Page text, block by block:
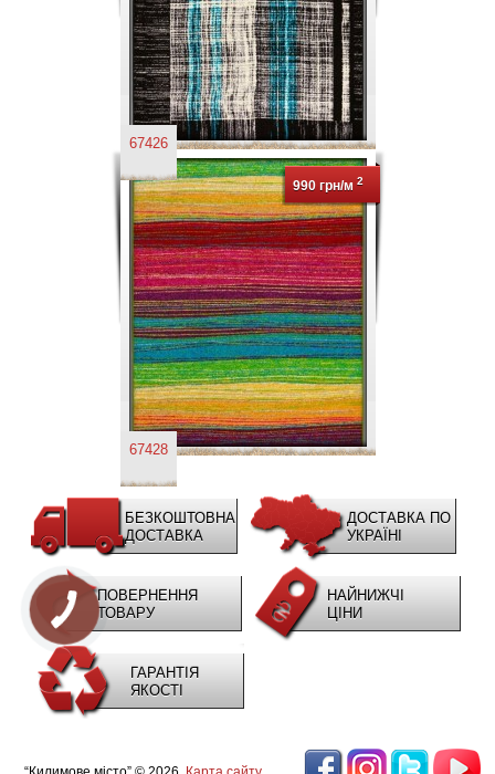
67426
990 грн/м 2
67428
БЕЗКОШТОВНА
ДОСТАВКА
ДОСТАВКА ПО
УКРАЇНІ
ПОВЕРНЕННЯ
ТОВАРУ
НАЙНИЖЧІ
ЦІНИ
ГАРАНТІЯ
ЯКОСТІ